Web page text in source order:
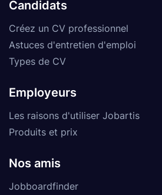
Candidats
Créez un CV professionnel
Astuces d'entretien d'emploi
Types de CV
Employeurs
Les raisons d'utiliser Jobartis
Produits et prix
Nos amis
Jobboardfinder